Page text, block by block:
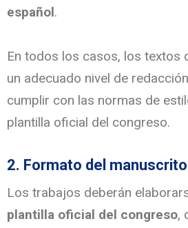
español.
En todos los casos, los textos
un adecuado nivel de
cumplir con las normas de
plantilla oficial del congreso.
2. Formato del manuscrito
Los trabajos deberán
plantilla oficial del congreso,